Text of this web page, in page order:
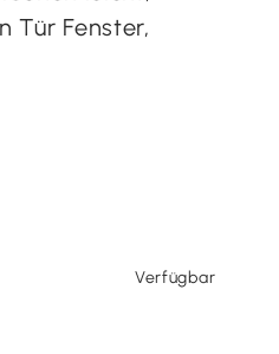
Tür Fenster,
Verfügbar